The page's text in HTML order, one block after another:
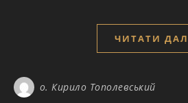
ЧИТАТИ
о. Кирило Тополевський